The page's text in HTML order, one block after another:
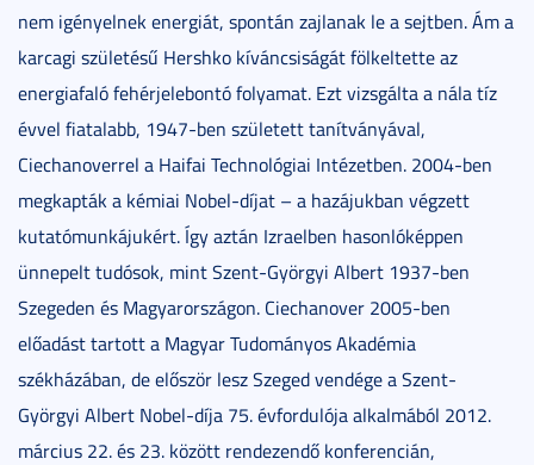
nem igényelnek energiát, spontán zajlanak le a sejtben. Ám a
karcagi születésű Hershko kíváncsiságát fölkeltette az
energiafaló fehérjelebontó folyamat. Ezt vizsgálta a nála tíz
évvel fiatalabb, 1947-ben született tanítványával,
Ciechanoverrel a Haifai Technológiai Intézetben. 2004-ben
megkapták a kémiai Nobel-díjat – a hazájukban végzett
kutatómunkájukért. Így aztán Izraelben hasonlóképpen
ünnepelt tudósok, mint Szent-Györgyi Albert 1937-ben
Szegeden és Magyarországon. Ciechanover 2005-ben
előadást tartott a Magyar Tudományos Akadémia
székházában, de először lesz Szeged vendége a Szent-
Györgyi Albert Nobel-díja 75. évfordulója alkalmából 2012.
március 22. és 23. között rendezendő konferencián,